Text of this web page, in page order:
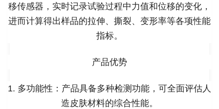
移传感器，实时记录试验过程中力值和位移的变化，
进而计算得出样品的拉伸、撕裂、变形率等各项性能
指标。
产品优势
1. 多功能性：产品具备多种检测功能，可全面评估人
造皮肤材料的综合性能。